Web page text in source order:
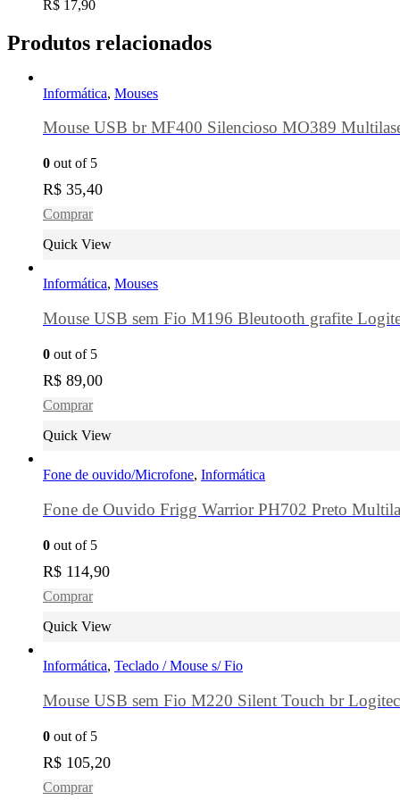
R$ 17,90
Produtos relacionados
Informática, Mouses
Mouse USB br MF400 Silencioso MO389
0 out of 5
R$ 35,40
Comprar
Quick View
Informática, Mouses
Mouse USB sem Fio M196 Bleutooth grafite
0 out of 5
R$ 89,00
Comprar
Quick View
Fone de ouvido/Microfone, Informática
Fone de Ouvido Frigg Warrior PH702 Preto
0 out of 5
R$ 114,90
Comprar
Quick View
Informática, Teclado / Mouse s/ Fio
Mouse USB sem Fio M220 Silent Touch br
0 out of 5
R$ 105,20
Comprar